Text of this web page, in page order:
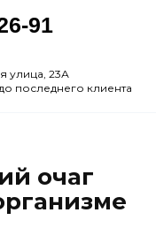
91
улица, 23А
последнего клиента
очаг